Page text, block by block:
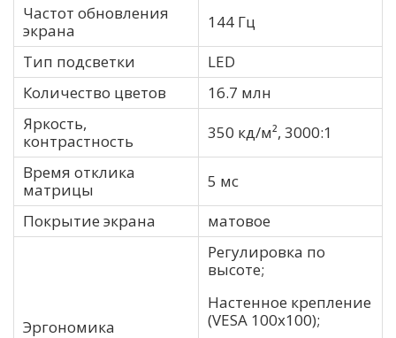
Частот обновления
экрана
144 Гц
Тип подсветки
LED
Количество цветов
16.7 млн
Яркость,
контрастность
350 кд/м², 3000:1
Время отклика
матрицы
5 мс
Покрытие экрана
матовое
Эргономика
Регулировка по
высоте;
Настенное крепление
(VESA 100х100);